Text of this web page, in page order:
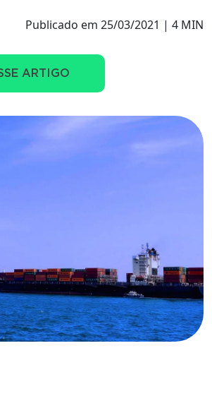
Publicado em 25/03/2021 | 4 MIN
ARTIGO